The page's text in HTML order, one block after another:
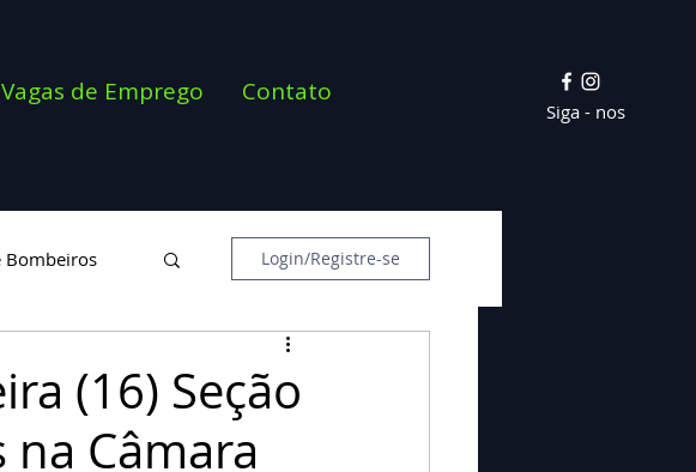
Vagas de Emprego Contato
Siga - nos
Bombeiros Login/Registre-se
(16) Seção
Câmara